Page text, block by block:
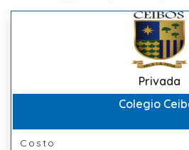
Privada
Colegio
Costo